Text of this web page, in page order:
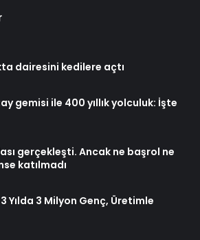
dairesini kedilere açtı
gemisi ile 400 yıllık yolculuk: İşte
gerçekleşti. Ancak ne başrol ne
katılmadı
Yılda 3 Milyon Genç, Üretimle